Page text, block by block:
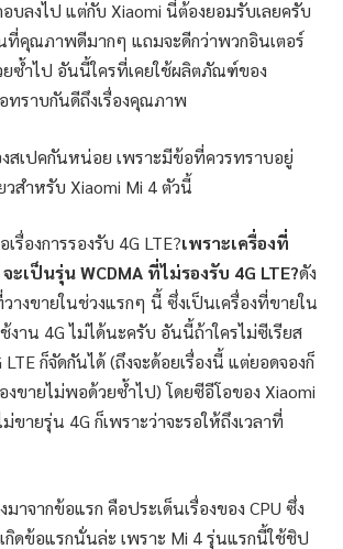
บลงไป แต่กับ Xiaomi นี่ต้องยอมรับเลยครับ
ที่คุณภาพดีมากๆ แถมจะดีกว่าพวกอินเตอร์
ซ้ำไป อันนี้ใครที่เคยใช้ผลิตภัณฑ์ของ
ทราบกันดีถึงเรื่องคุณภาพ
สเปคกันหน่อย เพราะมีข้อที่ควรทราบอยู่
สำหรับ Xiaomi Mi 4 ตัวนี้
เรื่องการรองรับ 4G LTE?เพราะเครื่องที่
เป็นรุ่น WCDMA ที่ไม่รองรับ 4G LTE?ดัง
างขายในช่วงแรกๆ นี้ ซึ่งเป็นเครื่องที่ขายใน
งาน 4G ไม่ได้นะครับ อันนี้ถ้าใครไม่ซีเรียส
LTE ก็จัดกันได้ (ถึงจะด้อยเรื่องนี้ แต่ยอดจองก็
ขายไม่พอด้วยซ้ำไป) โดยซีอีโอของ Xiaomi
ขายรุ่น 4G ก็เพราะว่าจะรอให้ถึงเวลาที่
าจากข้อแรก คือประเด็นเรื่องของ CPU ซึ่ง
กิดข้อแรกนั่นล่ะ เพราะ Mi 4 รุ่นแรกนี้ใช้ชิป